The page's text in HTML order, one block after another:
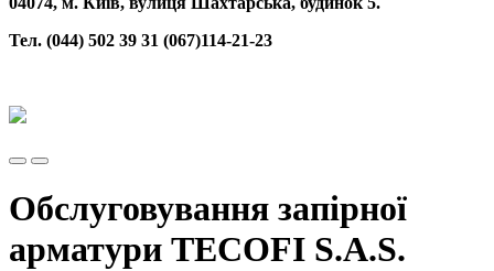
Тел. (044) 502 39 31 (067)114-21-23
Обслуговування запірної
арматури ТЕСOFI S.A.S.